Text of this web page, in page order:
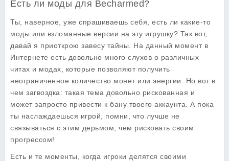
Есть ли моды для Becharmed?
Ты, наверное, уже спрашиваешь себя, есть ли какие-то
моды или взломанные версии на эту игрушку? Так вот,
давай я приоткрою завесу тайны. На данный момент в
Интернете есть довольно много слухов о различных
читах и модах, которые позволяют получить
неограниченное количество монет или энергии. Но вот в
чем загвоздка: такая тема довольно рискованная и
может запросто привести к бану твоего аккаунта. А пока
ты наслаждаешься игрой, помни, что лучше не
связываться с этим дерьмом, чем рисковать своим
прогрессом!
Есть и те моменты, когда игроки делятся своими